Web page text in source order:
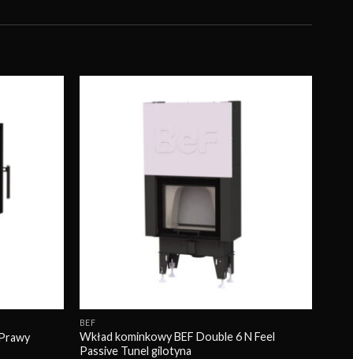
BEF
Wkład kominkowy BEF Double 6 N Feel
Passive Tunel gilotyna